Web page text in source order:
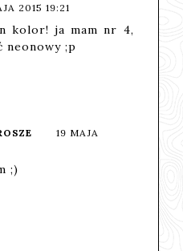
2015 19:21
kolor! ja mam nr 4,
;p
19 MAJA
;)